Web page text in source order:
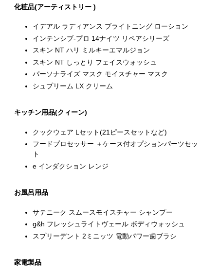
化粧品(アーティストリー )
イデアル ラディアンス ブライトニング ローション
インテンシブ‐プロ 14ナイツ リペアシリーズ
スキン NT ハリ ミルキーエマルジョン
スキン NT しっとり フェイスウォッシュ
パーソナライズ マスク モイスチャー マスク
シュプリーム LX クリーム
キッチン用品(クィーン)
クックウェア Lセット(21ピースセットなど)
フードプロセッサー ＋ケース付オプションパーツセッ
ト
e インダクション レンジ
お風呂用品
サテニーク スムースモイスチャー シャンプー
g&h フレッシュライトヴェール ボディウォッシュ
スプリーデント 2ミニッツ 電動パワー歯ブラシ
家電製品